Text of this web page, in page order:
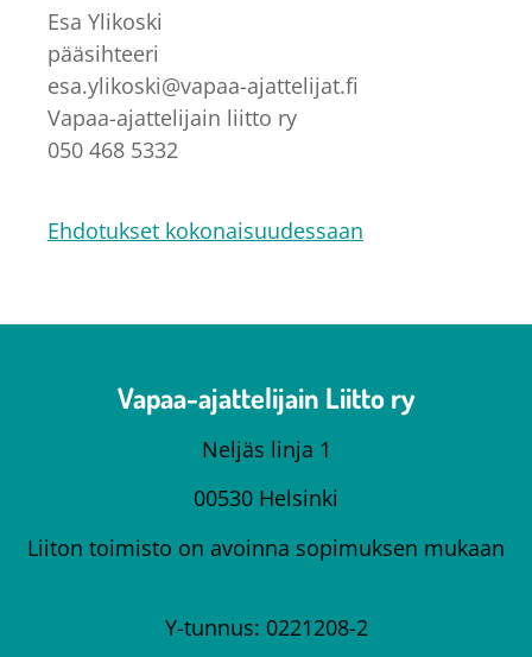
Esa Ylikoski
pääsihteeri
esa.ylikoski@vapaa-ajattelijat.fi
Vapaa-ajattelijain liitto ry
050 468 5332
Ehdotukset kokonaisuudessaan
Vapaa-ajattelijain Liitto ry
Neljäs linja 1
00530 Helsinki
Liiton toimisto on avoinna sopimuksen mukaan
Y-tunnus: 0221208-2